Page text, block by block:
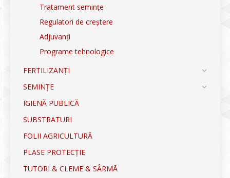
Tratament semințe
Regulatori de creștere
Adjuvanți
Programe tehnologice
FERTILIZANȚI
SEMINȚE
IGIENĂ PUBLICĂ
SUBSTRATURI
FOLII AGRICULTURĂ
PLASE PROTECȚIE
TUTORI & CLEME & SÂRMĂ